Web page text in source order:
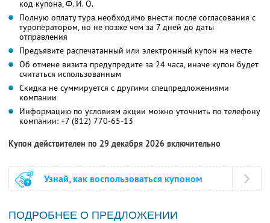
код купона,Ф. И. О.
Полную оплату тура необходимо внести после согласования с
туроператором, но не позже чем за 7 дней до даты
отправления
Предъявите распечатанный или электронный купон на месте
Об отмене визита предупредите за 24 часа, иначе купон будет
считаться использованным
Скидка не суммируется с другими спецпредложениями
компании
Информацию по условиям акции можно уточнить по телефону
компании: +7 (812) 770-65-13
Купон действителен по 29 декабря 2026 включительно
Узнай, как воспользоваться купоном
ПОДРОБНЕЕ О ПРЕДЛОЖЕНИИ